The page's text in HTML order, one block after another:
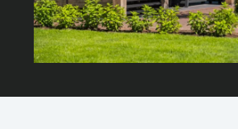
Ontdek ons